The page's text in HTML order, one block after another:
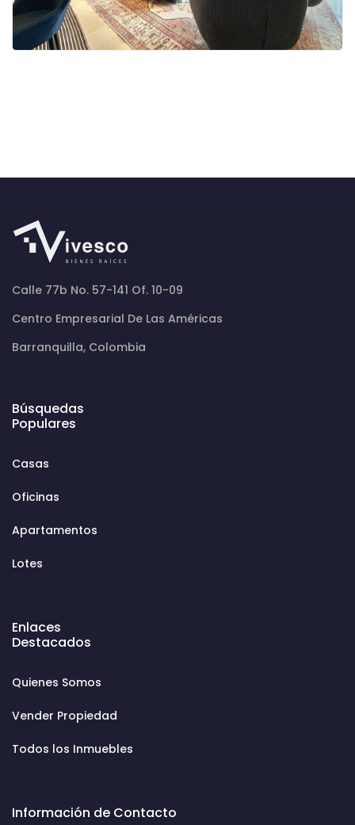
Calle 77b No. 57-141 Of. 10-09
Centro Empresarial De Las Américas
Barranquilla, Colombia
Búsquedas
Populares
Casas
Oficinas
Apartamentos
Lotes
Enlaces
Destacados
Quienes Somos
Vender Propiedad
Todos los Inmuebles
Información de Contacto